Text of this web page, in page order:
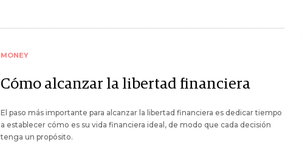
MONEY
Cómo alcanzar la libertad financiera
El paso más importante para alcanzar la libertad financiera es dedicar tiempo
a establecer cómo es su vida financiera ideal, de modo que cada decisión
tenga un propósito.